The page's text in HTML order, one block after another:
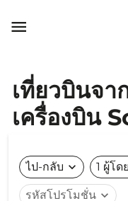

เที่ยวบินจา
เครื่องบิน
ไป-กลับ expand_more 1 ผู้โด
รหัสโปรโมชั่น expand_more